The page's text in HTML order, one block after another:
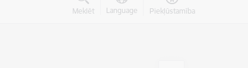
Meklēt Language Piekļūstamība